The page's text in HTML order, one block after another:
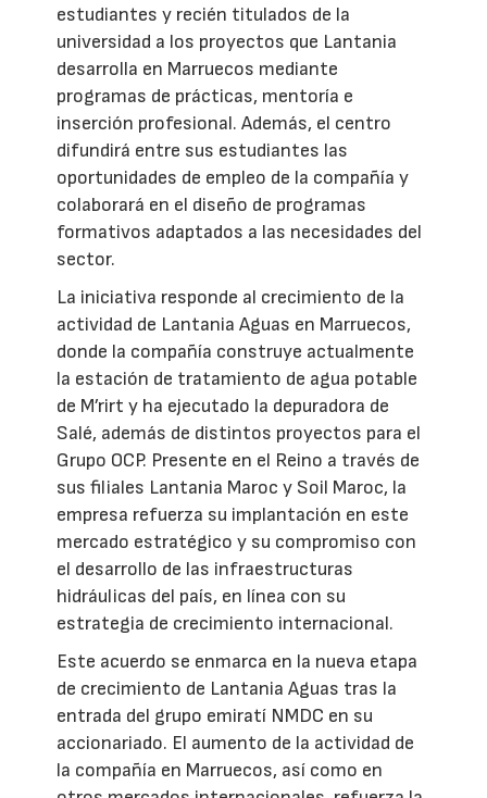
estudiantes y recién titulados de la
universidad a los proyectos que Lantania
desarrolla en Marruecos mediante
programas de prácticas, mentoría e
inserción profesional. Además, el centro
difundirá entre sus estudiantes las
oportunidades de empleo de la compañía y
colaborará en el diseño de programas
formativos adaptados a las necesidades del
sector.
La iniciativa responde al crecimiento de la
actividad de Lantania Aguas en Marruecos,
donde la compañía construye actualmente
la estación de tratamiento de agua potable
de M’rirt y ha ejecutado la depuradora de
Salé, además de distintos proyectos para el
Grupo OCP. Presente en el Reino a través de
sus filiales Lantania Maroc y Soil Maroc, la
empresa refuerza su implantación en este
mercado estratégico y su compromiso con
el desarrollo de las infraestructuras
hidráulicas del país, en línea con su
estrategia de crecimiento internacional.
Este acuerdo se enmarca en la nueva etapa
de crecimiento de Lantania Aguas tras la
entrada del grupo emiratí NMDC en su
accionariado. El aumento de la actividad de
la compañía en Marruecos, así como en